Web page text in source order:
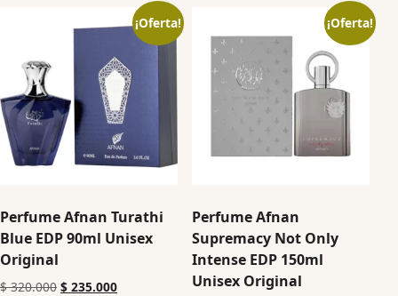
¡Oferta!
Perfume Afnan Turathi
Blue EDP 90ml Unisex
Original
$320.000 $ 235.000
¡Oferta!
Perfume Afnan
Supremacy Not Only
Intense EDP 150ml
Unisex Original